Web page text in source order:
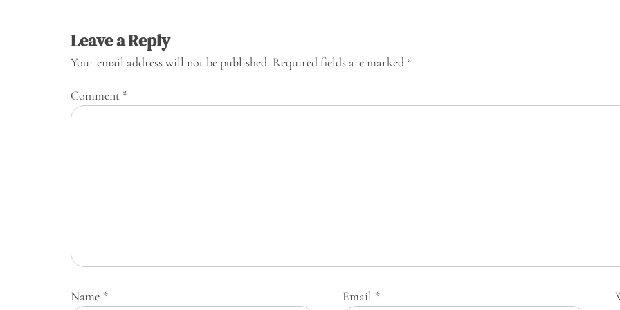
Leave a Reply
Your email address will not be published. Required fields are marked *
Comment *
Name * Email *